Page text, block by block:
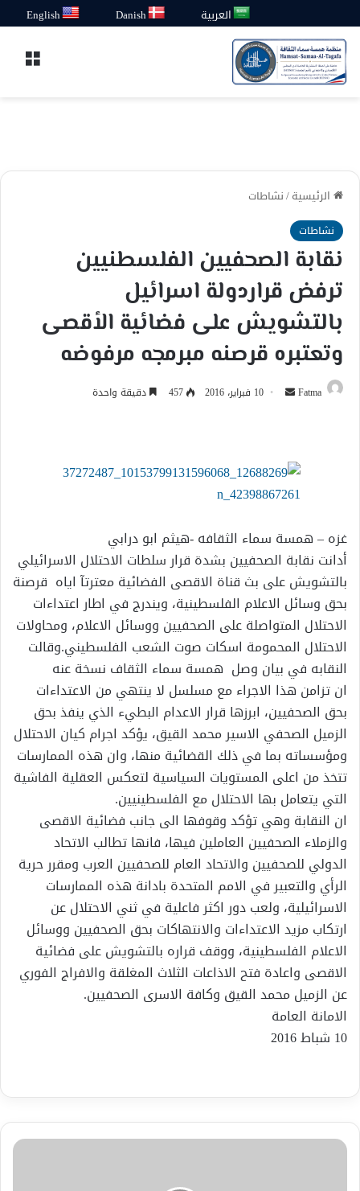
العربية Danish
English
الرئيسية/نشاطات
نشاطات
نقابة الصحفيين الفلسطنيين
ترفض قراردولة اسرائيل
بالتشويش على فضائية الأقصى
وتعتبره قرصنه مبرمجه مرفوضه
Fatma
أرسل 10 فبراير، 2016 457 دقيقة واحدة
غزه – همسة سماء الثقافه -هيثم ابو درابي
أدانت نقابة الصحفيين بشدة قرار سلطات الاحتلال الاسرائيلي
بالتشويش على بث قناة الاقصى الفضائية معترتآ اياه قرصنة
بحق وسائل الاعلام الفلسطينية، ويندرج في اطار اعتداءات
الاحتلال المتواصلة على الصحفيين ووسائل الاعلام، ومحاولات
الاحتلال المحمومة اسكات صوت الشعب الفلسطيني.وقالت
النقابه في بيان وصل همسة سماء الثقاف نسخة عنه
ان تزامن هذا الاجراء مع مسلسل لا ينتهي من الاعتداءات
بحق الصحفيين، ابرزها قرار الاعدام البطيء الذي ينفذ بحق
الزميل الصحفي الاسير محمد القيق، يؤكد اجرام كيان الاحتلال
ومؤسساته بما في ذلك القضائية منها، وان هذه الممارسات
تتخذ من اعلى المستويات السياسية لتعكس العقلية الفاشية
التي يتعامل بها الاحتلال مع الفلسطينيين.
ان النقابة وهي تؤكد وقوفها الى جانب فضائية الاقصى
والزملاء الصحفيين العاملين فيها، فانها تطالب الاتحاد
الدولي للصحفيين والاتحاد العام للصحفيين العرب ومقرر حرية
الرأي والتعبير في الامم المتحدة بادانة هذه الممارسات
الاسرائيلية، ولعب دور اكثر فاعلية في ثني الاحتلال عن
ارتكاب مزيد الاعتداءات والانتهاكات بحق الصحفيين ووسائل
الاعلام الفلسطينية، ووقف قراره بالتشويش على فضائية
الاقصى واعادة فتح الاذاعات الثلاث المغلقة والافراج الفوري
عن الزميل محمد القيق وكافة الاسرى الصحفيين.
الامانة العامة
10 شباط 2016
8